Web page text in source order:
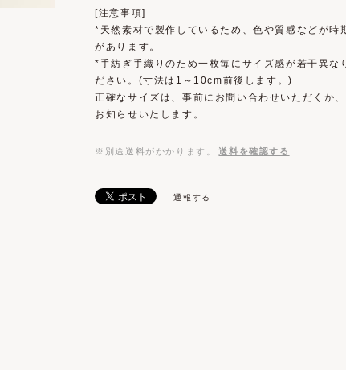
[注意事項]
*天然素材で製作しているため、色や質感などが時
があります。
*手紡ぎ手織りのため一枚毎にサイズ感が若干異な
ださい。(寸法は1～10cm前後します。)
正確なサイズは、事前にお問い合わせいただくか
お知らせいたします。
※別途送料がかかります。 送料を確認する
通報する